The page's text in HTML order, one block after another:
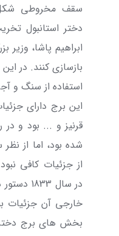
سقف مخروطی
ابراهیم پاشا، وزیر
استفاده از سنگ و
این برج دارای
قرنیز و ... بود و
شده بود، اما از
از جزئیات کافی
در سال
خارجی آن جزئیات
بخش های برج دختر